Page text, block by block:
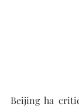
Beijing ha